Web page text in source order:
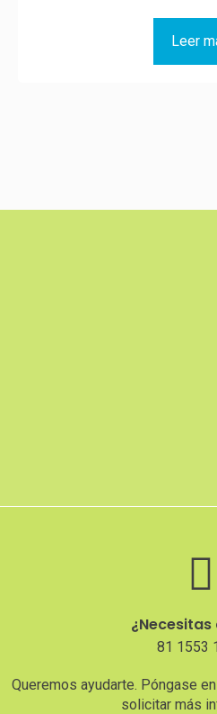
Leer
81 1553
Queremos ayudarte. Póngase
solicitar más